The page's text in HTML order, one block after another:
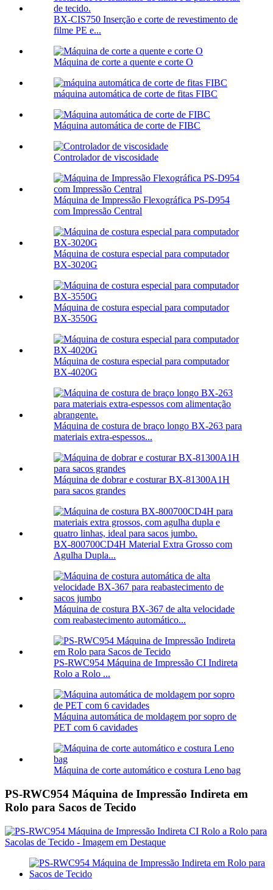
BX-CIS750 Inserção e corte de revestimento de
filme PE e...
Máquina de corte a quente e corte O
máquina automática de corte de fitas FIBC
Máquina automática de corte de FIBC
Controlador de viscosidade
Máquina de Impressão Flexográfica PS-D954
com Impressão Central
Máquina de costura especial para computador
BX-3020G
Máquina de costura especial para computador
BX-3550G
Máquina de costura especial para computador
BX-4020G
Máquina de costura de braço longo BX-263 para
materiais extra-espessos...
Máquina de dobrar e costurar BX-81300A1H
para sacos grandes
BX-800700CD4H Material Extra Grosso com
Agulha Dupla...
Máquina de costura BX-367 de alta velocidade
com reabastecimento automático...
PS-RWC954 Máquina de Impressão CI Indireta
Rolo a Rolo ...
Máquina automática de moldagem por sopro de
PET com 6 cavidades
Máquina de corte automático e costura Leno bag
PS-RWC954 Máquina de Impressão Indireta em
Rolo para Sacos de Tecido